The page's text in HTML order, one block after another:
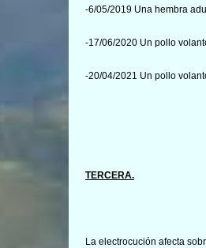
-6/05/2019 Una hembra
-17/06/2020 Un pollo
-20/04/2021 Un pollo
TERCERA.
La electrocución afecta